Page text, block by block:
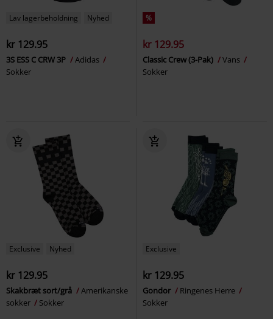
Lav lagerbeholdning Nyhed
kr 129.95
3S ESS C CRW 3P
Adidas
Sokker
%
kr 129.95
Classic Crew (3-Pak)
Vans
Sokker
Exclusive Nyhed
kr 129.95
Skakbræt sort/grå
Amerikanske
sokker
Sokker
Exclusive
kr 129.95
Gondor
Ringenes Herre
Sokker